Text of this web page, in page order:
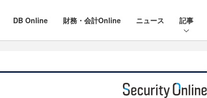
DB Online 財務・会計Online ニュース 記事